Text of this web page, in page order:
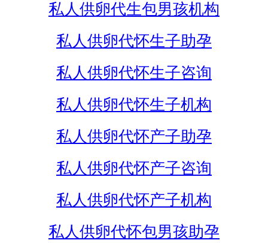
私人供卵代生包男孩机构
私人供卵代怀生子助孕
私人供卵代怀生子咨询
私人供卵代怀生子机构
私人供卵代怀产子助孕
私人供卵代怀产子咨询
私人供卵代怀产子机构
私人供卵代怀包男孩助孕